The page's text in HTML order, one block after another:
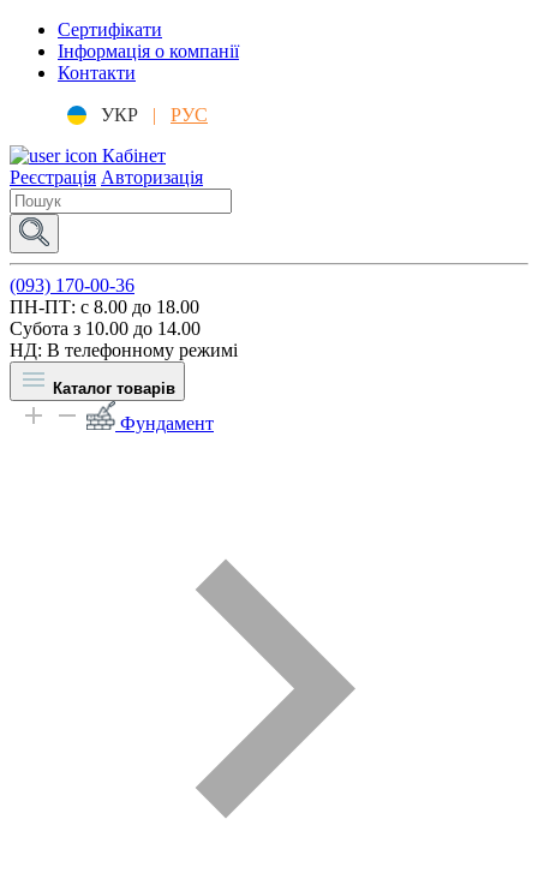
Сертифікати
Інформація о компанії
Контакти
УКР |
РУС
Кабінет
Реєстрація Авторизація
(093) 170-00-36
ПН-ПТ: c 8.00 до 18.00
Субота з 10.00 до 14.00
НД: В телефонному режимі
Каталог товарів
Фундамент